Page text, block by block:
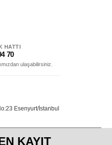
HATTI
70
ulaşabilirsiniz.
Esenyurt/İstanbul
KAYIT